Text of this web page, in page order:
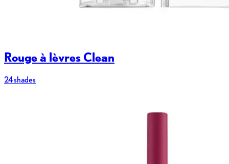
Rouge à lèvres Clean
24 shades